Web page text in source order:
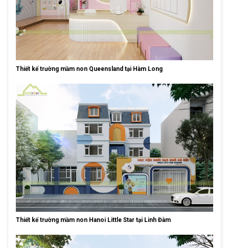
Thiết kế trường mầm non Queensland tại Hàm Long
Thiết kế trường mầm non Hanoi Little Star tại Linh Đàm